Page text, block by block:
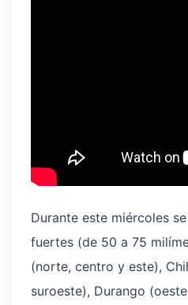
Durante este miércoles
fuertes (de 50 a 75
(norte, centro y este),
suroeste), Durango